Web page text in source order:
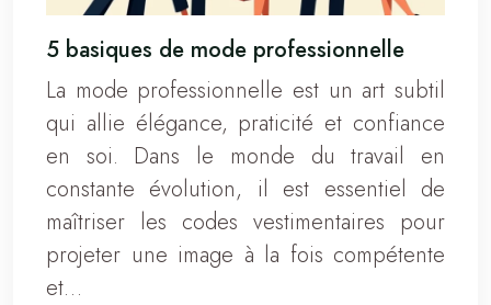
5 basiques de mode professionnelle
La mode professionnelle est un art subtil
qui allie élégance, praticité et confiance
en soi. Dans le monde du travail en
constante évolution, il est essentiel de
maîtriser les codes vestimentaires pour
projeter une image à la fois compétente
et…